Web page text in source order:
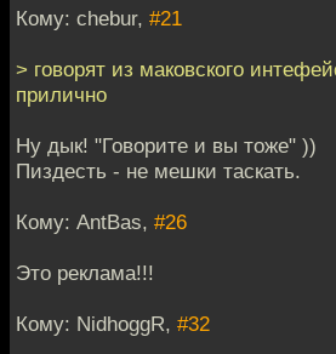
Кому: chebur, #21
> говорят из маковского
прилично
Ну дык! "Говорите и вы тоже" ))
Пиздесть - не мешки таскать.
Кому: AntBas, #26
Это реклама!!!
Кому: NidhoggR, #32